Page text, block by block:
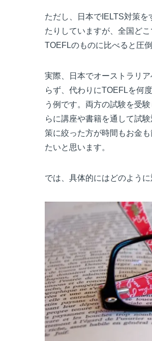
ただし、日本でIELTS対策
たりしていますが、全国ど
TOEFLのものに比べると圧
実際、日本でオーストラリ
らず、代わりにTOEFLを何
う例です。両方の試験を受
らに講座や書籍を通して試
策に絞った方が時間もお金
たいと思います。
では、具体的にはどのよう